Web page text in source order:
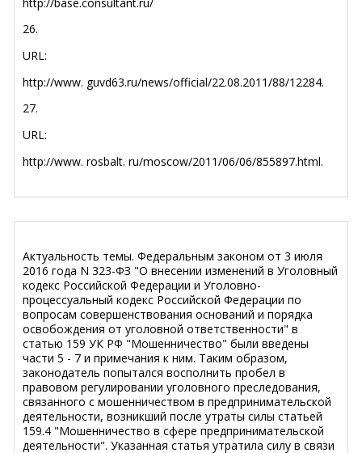
26.
URL:
http://www. guvd63.ru/news/official/22.08.2011/88/12284.
27.
URL:
http://www. rosbalt. ru/moscow/2011/06/06/855897.html.
Актуальность темы. Федеральным законом от 3 июля
2016 года N 323-ФЗ "О внесении изменений в Уголовный
кодекс Российской Федерации и Уголовно-
процессуальный кодекс Российской Федерации по
вопросам совершенствования оснований и порядка
освобождения от уголовной ответственности" в
статью 159 УК РФ "Мошенничество" были введены
части 5 - 7 и примечания к ним. Таким образом,
законодатель попытался восполнить пробел в
правовом регулировании уголовного преследования,
связанного с мошенничеством в предпринимательской
деятельности, возникший после утраты силы статьей
159.4 "Мошенничество в сфере предпринимательской
деятельности". Указанная статья утратила силу в связи